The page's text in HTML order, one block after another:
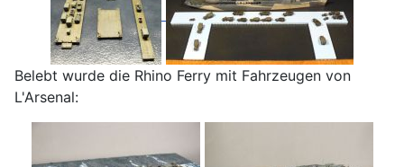
Belebt wurde die Rhino Ferry mit Fahrzeugen von
L'Arsenal: